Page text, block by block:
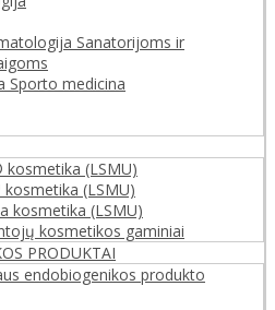
Sanatorijoms ir
Sporto medicina
kosmetika (LSMU)
kosmetika (LSMU)
kosmetika (LSMU)
kosmetikos gaminiai
PRODUKTAI
endobiogenikos produkto